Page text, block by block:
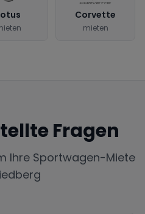
Corvette
mieten
Fragen
Ihre Sportwagen-Miete